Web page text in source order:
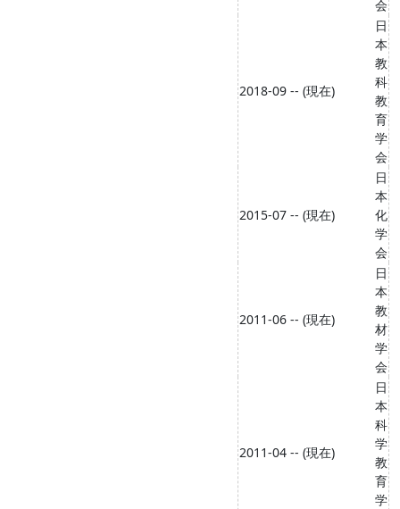
会
2018-09 -- (現在)
日
本
教
科
教
育
学
会
2015-07 -- (現在)
日
本
化
学
会
2011-06 -- (現在)
日
本
教
材
学
会
2011-04 -- (現在)
日
本
科
学
教
育
学